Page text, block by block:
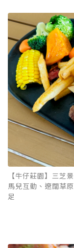
【牛仔莊園】三芝
馬兒互動、遼闊草
足